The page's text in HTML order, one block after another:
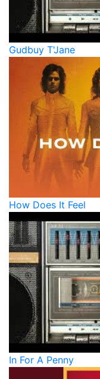
Gudbuy T'Jane
How Does It Feel
In For A Penny